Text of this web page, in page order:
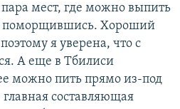
пара мест, где можно выпить
поморщившись. Хороший
я уверена, что с
А еще в Тбилиси
можно пить прямо из-под
составляющая